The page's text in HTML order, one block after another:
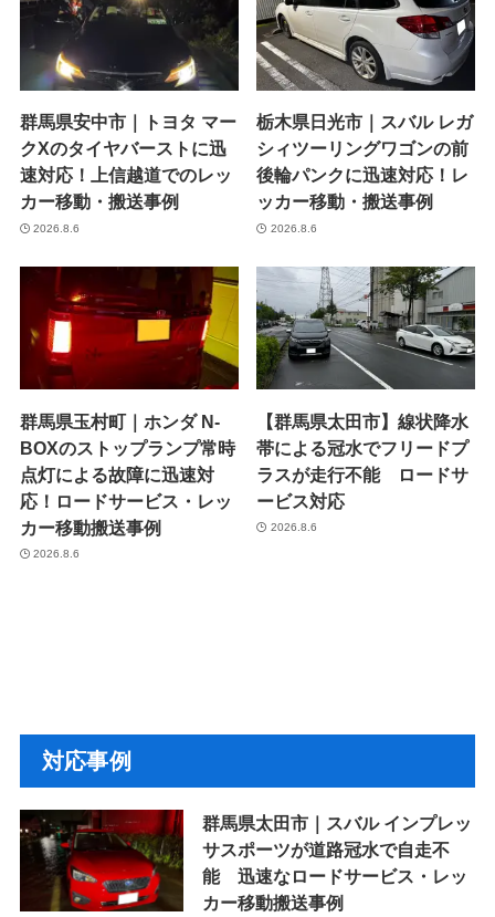
群馬県安中市｜トヨタ マー
クXのタイヤバーストに迅
速対応！上信越道でのレッ
カー移動・搬送事例
2026.8.6
栃木県日光市｜スバル レガ
シィツーリングワゴンの前
後輪パンクに迅速対応！レ
ッカー移動・搬送事例
2026.8.6
群馬県玉村町｜ホンダ N-
BOXのストップランプ常時
点灯による故障に迅速対
応！ロードサービス・レッ
カー移動搬送事例
2026.8.6
【群馬県太田市】線状降水
帯による冠水でフリードプ
ラスが走行不能 ロードサ
ービス対応
2026.8.6
対応事例
群馬県太田市｜スバル インプレッ
サスポーツが道路冠水で自走不
能 迅速なロードサービス・レッ
カー移動搬送事例